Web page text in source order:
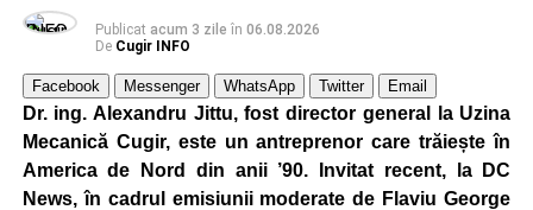
Publicat acum 3 zile în 06.08.2026
De Cugir INFO
Facebook Messenger WhatsApp Twitter Email
Dr. ing. Alexandru Jittu, fost director general la Uzina
Mecanică Cugir, este un antreprenor care trăiește în
America de Nord din anii ’90. Invitat recent, la DC
News, în cadrul emisiunii moderate de Flaviu George